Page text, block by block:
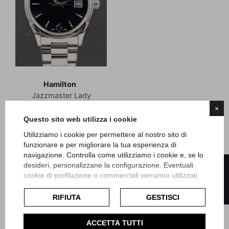
×
Questo sito web utilizza i cookie
Utilizziamo i cookie per permettere al nostro sito di
funzionare e per migliorare la tua esperienza di
navigazione. Controlla come utilizziamo i cookie e, se lo
desideri, personalizzane la configurazione. Eventuali
cookie di profilazione o commerciali verranno utilizzati
dell'utente e, se consentito, potrebbero essere utilizzati
per personalizzare gli annunci pubblicitari. Per ulteriori
informazioni su come Google utilizza i dati raccolti,
politica sulla privacy di Google
RIFIUTA GESTISCI
ACCETTA TUTTI
Hamilton
Jazzmaster Lady
Referenza H32351135
Scatola e Garanzia
Articolo Hm236
Prezzo
508,00 €Prezzo base
635,00 €
Visualizzati 1-7 su 7 articoli